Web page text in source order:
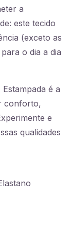
a
este tecido
(exceto as
o dia a dia
é a
conforto,
e
qualidades